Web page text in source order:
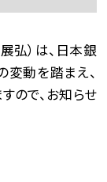
）は、日本銀
動を踏まえ、
ので、お知らせ